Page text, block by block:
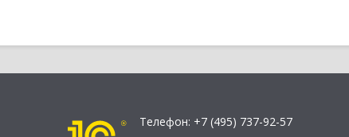
Телефон: +7 (495) 737-92-57